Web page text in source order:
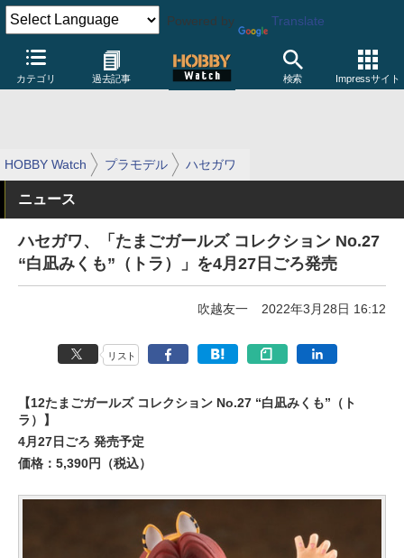
Powered by Translate
カテゴリ 過去記事 検索 Impressサイト
HOBBY Watch プラモデル ハセガワ
ニュース
ハセガワ、「たまごガールズ コレクション No.27
“白凪みくも”（トラ）」を4月27日ごろ発売
吹越友一 2022年3月28日 16:12
リスト
【12たまごガールズ コレクション No.27 “白凪みくも”（ト
ラ）】
4月27日ごろ 発売予定
価格：5,390円（税込）